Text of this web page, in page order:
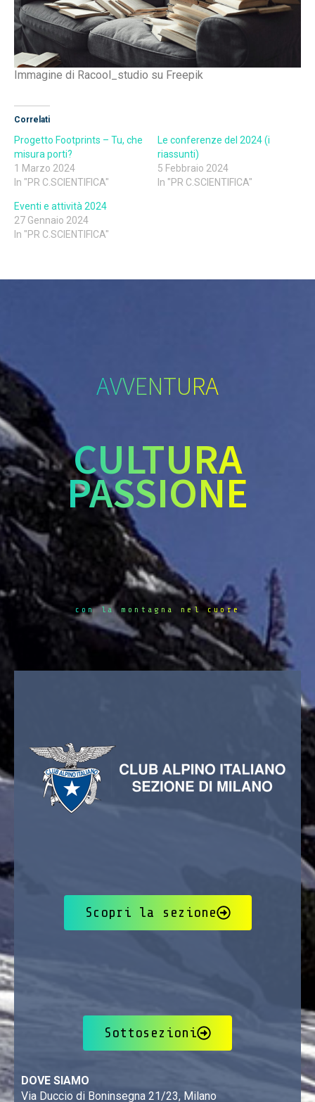
Immagine di Racool_studio su Freepik
Correlati
Progetto Footprints – Tu, che
misura porti?
1 Marzo 2024
In "PR C.SCIENTIFICA"
Le conferenze del 2024 (i
riassunti)
5 Febbraio 2024
In "PR C.SCIENTIFICA"
Eventi e attività 2024
27 Gennaio 2024
In "PR C.SCIENTIFICA"
AVVENTURA
CULTURA
PASSIONE
con la montagna nel cuore
Scopri la sezione
Sottosezioni
DOVE SIAMO
Via Duccio di Boninsegna 21/23, Milano